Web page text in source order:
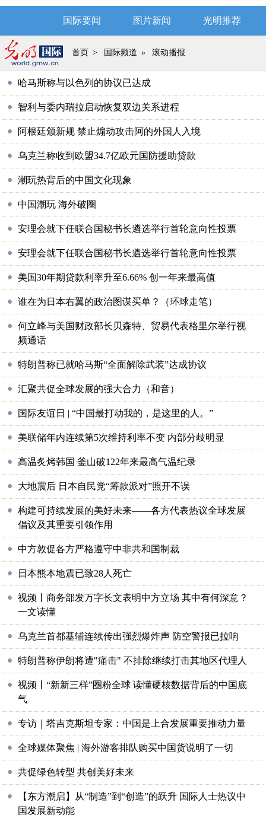
国际要闻 图片新闻 光明推荐
首页 > 国际频道 » 滚动播报
哈马斯称与以色列的协议已达成
智利与委内瑞拉启动恢复双边关系进程
阿根廷颁新规 禁止煽动攻击阿的外国人入境
乌克兰称收到欧盟34.7亿欧元国防援助贷款
潮玩热背后的中国文化现象
中国潮玩 海外破圈
安理会就下任联合国秘书长遴选举行首轮意向性投票
安理会就下任联合国秘书长遴选举行首轮意向性投票
美国30年期贷款利率升至6.66% 创一年来最高值
谁在为日本右翼的政治图谋买单？（环球走笔）
何立峰与美国财政部长贝森特、贸易代表格里尔举行视
频通话
特朗普称已就哈马斯“全面解除武装”达成协议
汇聚共促全球发展的强大合力（和音）
国际友谊日 | “中国最打动我的，是这里的人。”
美联储年内连续第5次维持利率不变 内部分歧明显
高温炙烤韩国 釜山破122年来最高气温纪录
大地震后 日本自民党“筹款派对”照开不误
构建可持续发展的美好未来——各方代表热议全球发展
倡议及其重要引领作用
中方敦促各方严格遵守中非共和国制裁
日本熊本地震已致28人死亡
视频丨商务部发万字长文表明中方立场 其中有何深意？
一文读懂
乌克兰首都基辅连续传出强烈爆炸声 防空警报已拉响
特朗普称伊朗将遭"痛击" 不排除继续打击其地区代理人
视频丨“新新三样”圈粉全球 读懂硬核数据背后的中国底
气
专访｜塔吉克斯坦专家：中国是上合发展重要推动力量
全球媒体聚焦 | 海外游客排队购买中国货说明了一切
共促绿色转型 共创美好未来
【东方潮启】从“制造”到“创造”的跃升 国际人士热议中
国发展新动能